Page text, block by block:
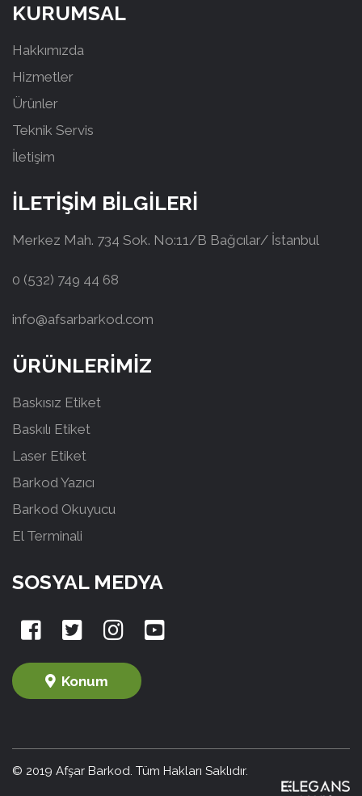
KURUMSAL
Hakkımızda
Hizmetler
Ürünler
Teknik Servis
İletişim
İLETİŞİM BİLGİLERİ
Merkez Mah. 734 Sok. No:11/B Bağcılar/ İstanbul
0 (532) 749 44 68
info@afsarbarkod.com
ÜRÜNLERİMİZ
Baskısız Etiket
Baskılı Etiket
Laser Etiket
Barkod Yazıcı
Barkod Okuyucu
El Terminali
SOSYAL MEDYA
Konum
© 2019 Afşar Barkod. Tüm Hakları Saklıdır.